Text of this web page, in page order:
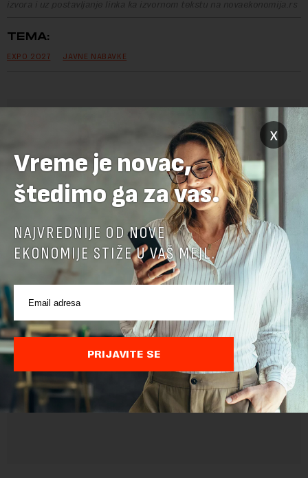
izvora i uz postavljanje linka ka izvornom tekstu na novaekonomija.rs
TEMA:
EXPO 2027 JAVNE NABAVKE
Pre slanja komentara, molimo vas da se upoznate sa
pravilima komentarisanja i pravilima korišćenja sajta.
Sajt je zaštićen pomocu reCaptcha i Google.Google Politika
su primenjeni.
x
Vreme je novac,
štedimo ga za vas.
NAJVREDNIJE OD NOVE
EKONOMIJE STIŽE U VAŠ MEJL.
PRIJAVITE SE